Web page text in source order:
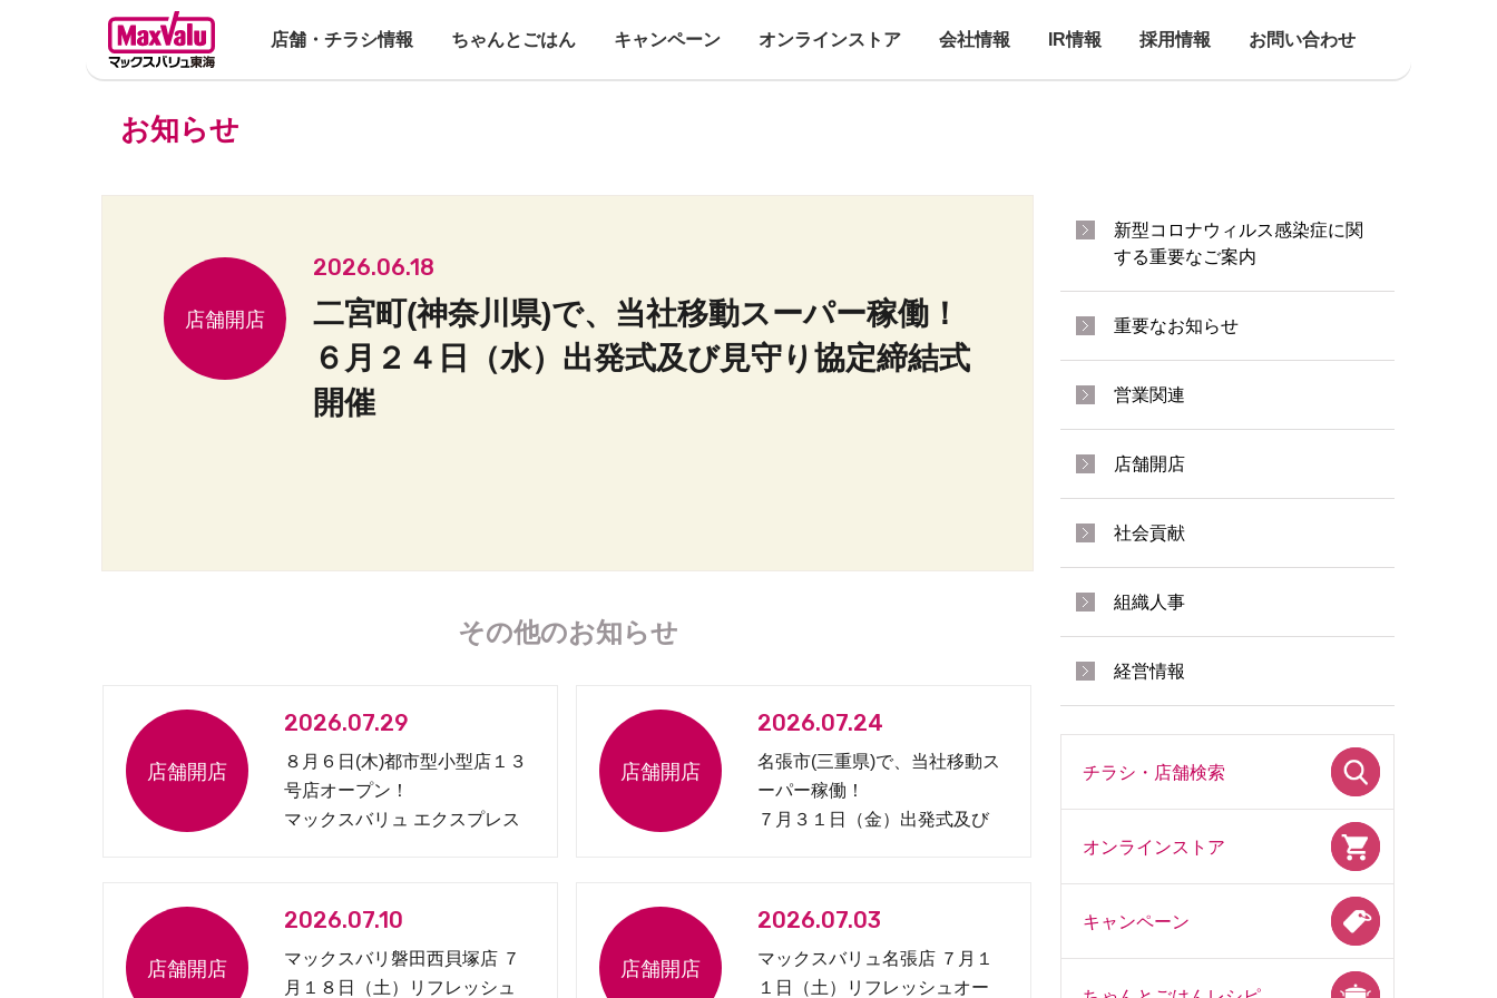
店舗・チラシ情報 ちゃんとごはん キャンペーン オンラインストア 会社情報 IR情報 採用情報 お問い合わせ
お知らせ
2026.06.18
二宮町(神奈川県)で、当社移動スーパー稼働！
６月２４日（水）出発式及び見守り協定締結式
開催
その他のお知らせ
2026.07.29
８月６日(木)都市型小型店１３
号店オープン！
マックスバリュ エクスプレス
2026.07.24
名張市(三重県)で、当社移動ス
ーパー稼働！
７月３１日（金）出発式及び
2026.07.10
マックスバリ磐田西貝塚店 ７
月１８日（土）リフレッシュ
2026.07.03
マックスバリュ名張店 ７月１
１日（土）リフレッシュオー
新型コロナウィルス感染症に関
する重要なご案内
重要なお知らせ
営業関連
店舗開店
社会貢献
組織人事
経営情報
チラシ・店舗検索
オンラインストア
キャンペーン